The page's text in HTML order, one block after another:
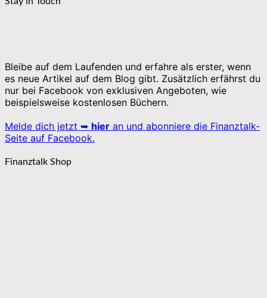
Bleibe auf dem Laufenden und erfahre als erster, wenn
es neue Artikel auf dem Blog gibt. Zusätzlich erfährst du
nur bei Facebook von exklusiven Angeboten, wie
beispielsweise kostenlosen Büchern.
Melde dich jetzt ➥ hier an und abonniere die Finanztalk-
Seite auf Facebook.
Finanztalk Shop